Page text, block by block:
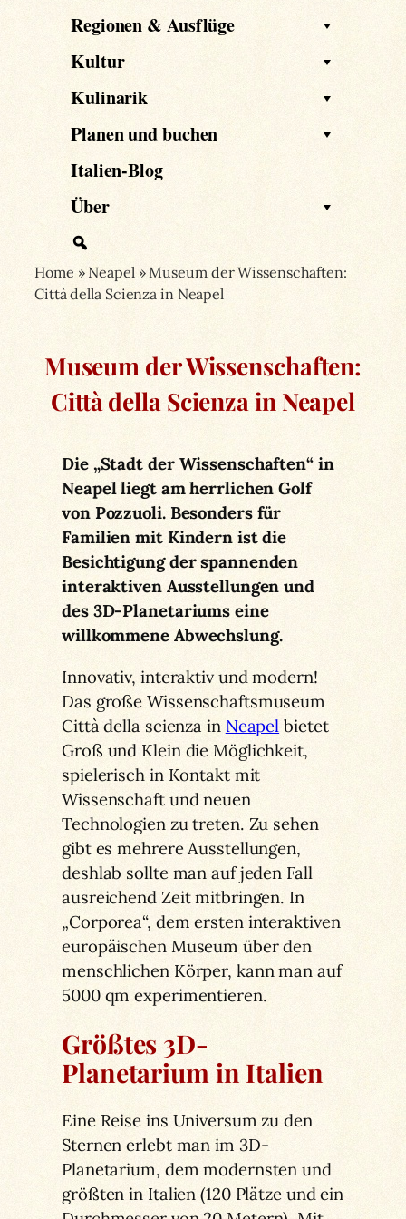
Regionen & Ausflüge
Kultur
Kulinarik
Planen und buchen
Italien-Blog
Über
Home » Neapel»Museum der Wissenschaften:
Città della Scienza in Neapel
Museum der Wissenschaften:
Città della Scienza in Neapel
Die „Stadt der Wissenschaften“ in
Neapel liegt am herrlichen Golf
von Pozzuoli. Besonders für
Familien mit Kindern ist die
Besichtigung der spannenden
interaktiven Ausstellungen und
des 3D-Planetariums eine
willkommene Abwechslung.
Innovativ, interaktiv und modern!
Das große Wissenschaftsmuseum
Città della scienza in Neapel bietet
Groß und Klein die Möglichkeit,
spielerisch in Kontakt mit
Wissenschaft und neuen
Technologien zu treten. Zu sehen
gibt es mehrere Ausstellungen,
deshlab sollte man auf jeden Fall
ausreichend Zeit mitbringen. In
„Corporea“, dem ersten interaktiven
europäischen Museum über den
menschlichen Körper, kann man auf
5000 qm experimentieren.
Größtes 3D-
Planetarium in Italien
Eine Reise ins Universum zu den
Sternen erlebt man im 3D-
Planetarium, dem modernsten und
größten in Italien (120 Plätze und ein